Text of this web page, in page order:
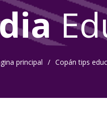
principal / Copán tips